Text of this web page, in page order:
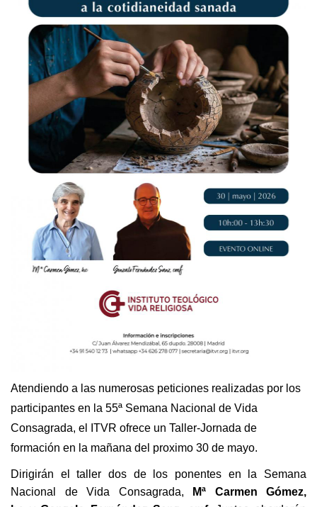
Atendiendo a las numerosas peticiones realizadas por los
participantes en la 55ª Semana Nacional de Vida
Consagrada, el ITVR ofrece un Taller-Jornada de
formación en la mañana del proximo 30 de mayo.
Dirigirán el taller dos de los ponentes en la Semana
Nacional de Vida Consagrada,
Mª Carmen Gómez,